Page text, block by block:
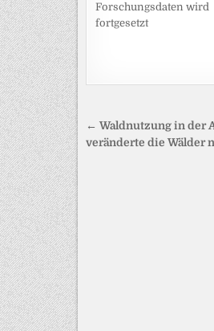
Forschungsdaten wird
fortgesetzt
← Waldnutzung in der
veränderte die Wälder